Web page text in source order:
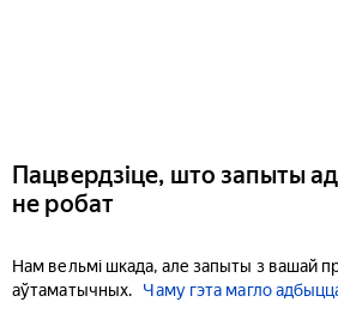
Пацвердзіце, што запыты
не робат
Нам вельмі шкада, але запыты з вашай
аўтаматычных.
Чаму гэта магло